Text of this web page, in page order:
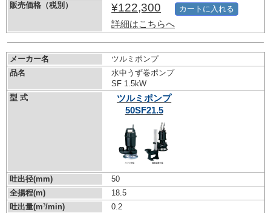
販売価格（税別）
¥122,300
詳細はこちらへ
カートに入れる
メーカー名
ツルミポンプ
品名
水中うず巻ポンプ
SF 1.5kW
型 式
ツルミポンプ
50SF21.5
吐出径(mm)
50
全揚程(m)
18.5
吐出量(m³/min)
0.2